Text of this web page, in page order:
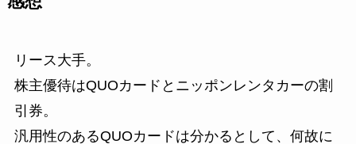
リース大手。
株主優待はQUOカードとニッポンレンタカーの割
引券。
汎用性のあるQUOカードは分かるとして、何故に